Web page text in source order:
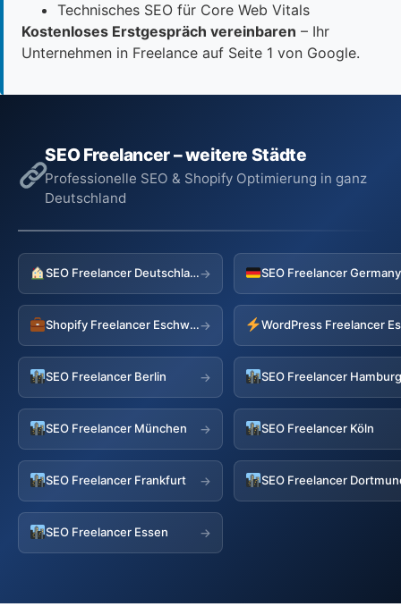
Technisches SEO für Core Web Vitals
Kostenloses Erstgespräch vereinbaren – Ihr
Unternehmen in Freelance auf Seite 1 von Google.
SEO Freelancer – weitere Städte
Professionelle SEO & Shopify Optimierung in ganz
Deutschland
SEO Freelancer Deutschland→
Shopify Freelancer Eschweiler→ WordPress Freelancer
SEO Freelancer Berlin → SEO Freelancer
SEO Freelancer München → SEO Freelancer Köln
SEO Freelancer Frankfurt → SEO Freelancer
SEO Freelancer Essen →